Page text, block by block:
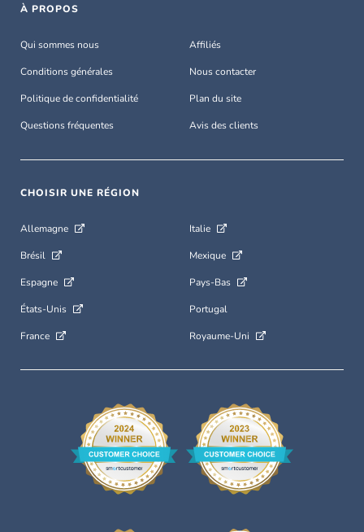
À PROPOS
Qui sommes nous
Conditions générales
Politique de confidentialité
Questions fréquentes
Affiliés
Nous contacter
Plan du site
Avis des clients
CHOISIR UNE RÉGION
Allemagne
Brésil
Espagne
États-Unis
France
Italie
Mexique
Pays-Bas
Portugal
Royaume-Uni